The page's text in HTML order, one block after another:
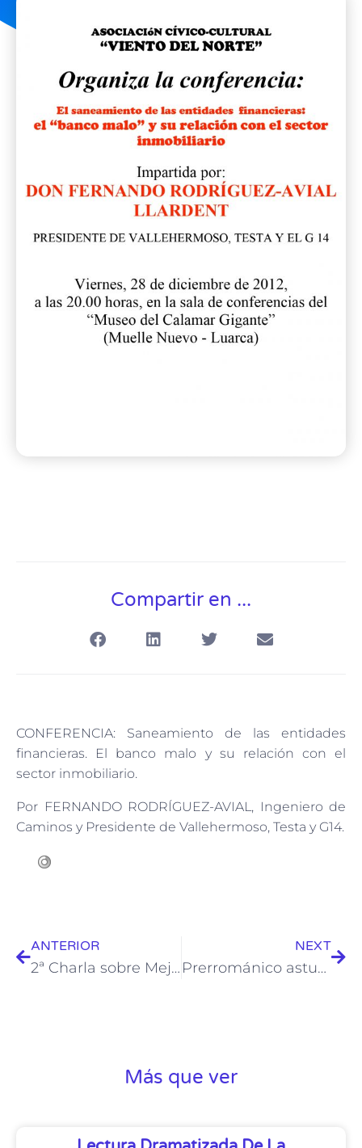
Compartir en ...
CONFERENCIA: Saneamiento de las entidades
financieras. El banco malo y su relación con el
sector inmobiliario.
Por FERNANDO RODRÍGUEZ-AVIAL, Ingeniero de
Caminos y Presidente de Vallehermoso, Testa y G14.
ANTERIOR
2ª Charla sobre Mejoras para Luarca
NEXT
Prerrománico asturiano
Más que ver